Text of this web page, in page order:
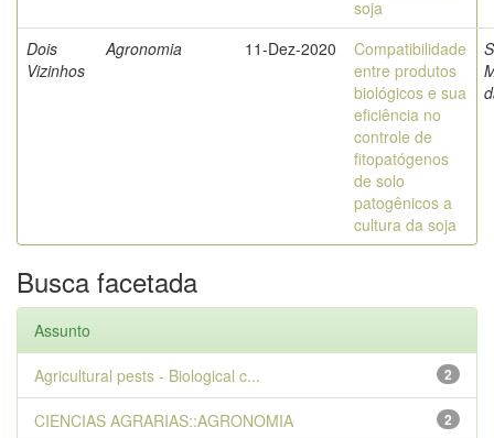
soja
Dois
Vizinhos
Agronomia 11-Dez-2020
Compatibilidade
entre produtos
biológicos e sua
eficiência no
controle de
fitopatógenos
de solo
patogênicos a
cultura da soja
Busca facetada
Assunto
2
Agricultural pests - Biological c...
2
CIENCIAS AGRARIAS::AGRONOMIA